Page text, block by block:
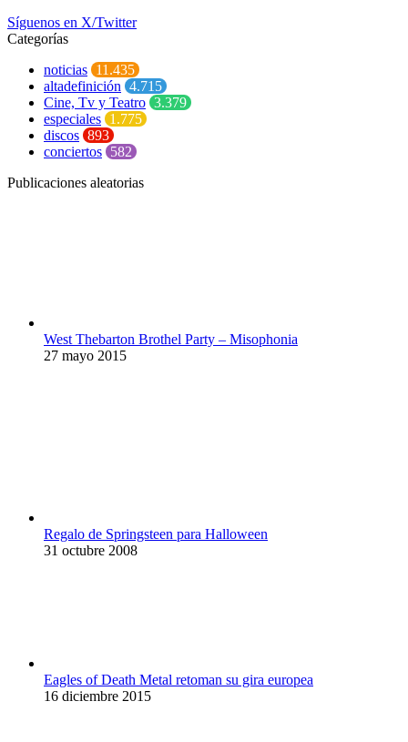
Síguenos en X/Twitter
Categorías
noticias 11.435
altadefinición 4.715
Cine, Tv y Teatro 3.379
especiales 1.775
discos 893
conciertos 582
Publicaciones aleatorias
West Thebarton Brothel Party – Misophonia
27 mayo 2015
Regalo de Springsteen para Halloween
31 octubre 2008
Eagles of Death Metal retoman su gira europea
16 diciembre 2015